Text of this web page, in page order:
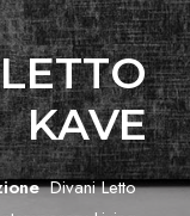
KAVE
Divani Letto